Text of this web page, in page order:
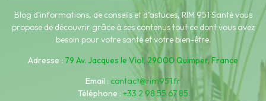
Blog d’informations, de conseils et d’astuces, RIM 951 Santé vous
propose de découvrir grâce à ses contenus tout ce dont vous avez
besoin pour votre santé et votre bien-être.
Adresse : 79 Av. Jacques le Viol, 29000 Quimper, France
Email : contact@rim951.fr
Téléphone : +33 2 98 55 67 85